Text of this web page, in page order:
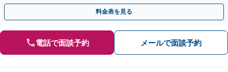
す。お早めにご相談ください【初回相談無料】
料金表を見る
電話で面談予約 メールで面談予約